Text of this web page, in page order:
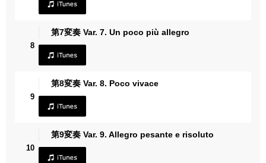
8
第7変奏 Var. 7. Un poco più allegro
9
第8変奏 Var. 8. Poco vivace
10
第9変奏 Var. 9. Allegro pesante e risoluto